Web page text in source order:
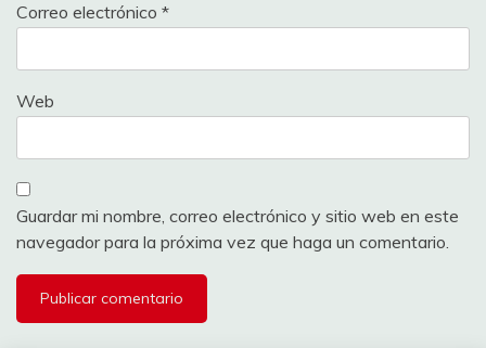
Correo electrónico *
Web
Guardar mi nombre, correo electrónico y sitio web en este
navegador para la próxima vez que haga un comentario.